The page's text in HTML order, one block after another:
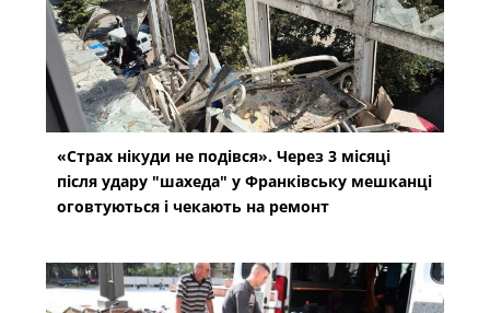
«Страх нікуди не подівся». Через 3 місяці
після удару "шахеда" у Франківську мешканці
оговтуються і чекають на ремонт